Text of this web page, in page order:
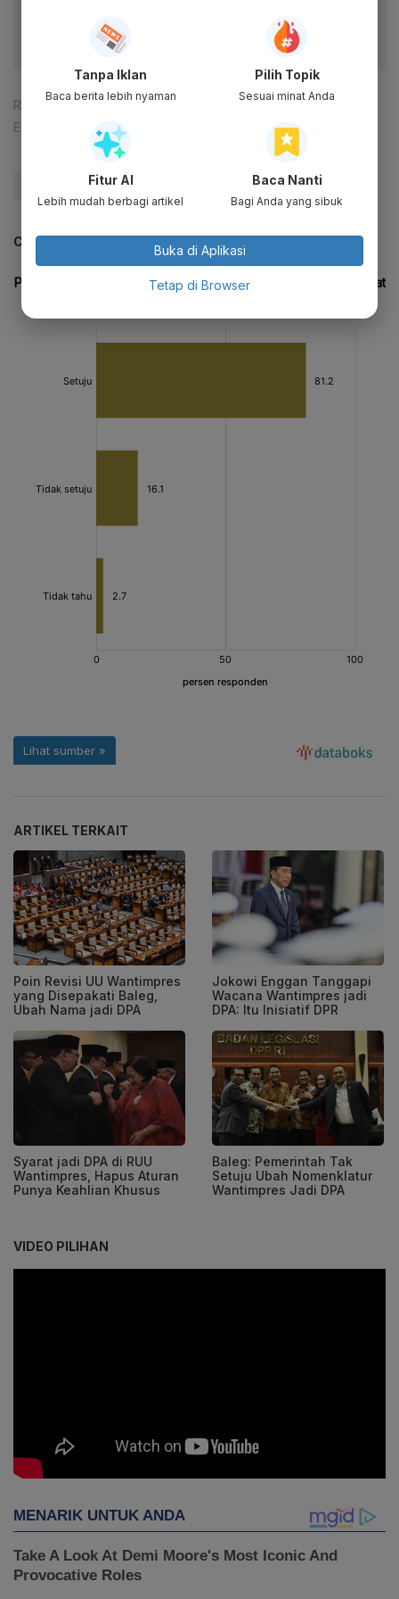
Reporter: Ade Rosman
Editor:
Ameidyo Daud Nasution
#Wantimpres #DPA #Update Me
CEK JUGA DATA INI
ARTIKEL TERKAIT
Poin Revisi UU Wantimpres
yang Disepakati Baleg,
Ubah Nama jadi DPA
Jokowi Enggan Tanggapi
Wacana Wantimpres jadi
DPA: Itu Inisiatif DPR
Syarat jadi DPA di RUU
Wantimpres, Hapus Aturan
Punya Keahlian Khusus
Baleg: Pemerintah Tak
Setuju Ubah Nomenklatur
Wantimpres Jadi DPA
VIDEO PILIHAN
Tanpa Iklan
Baca berita lebih nyaman
Pilih Topik
Sesuai minat Anda
Fitur AI
Lebih mudah berbagi artikel
Baca Nanti
Bagi Anda yang sibuk
Buka di Aplikasi
Tetap di Browser